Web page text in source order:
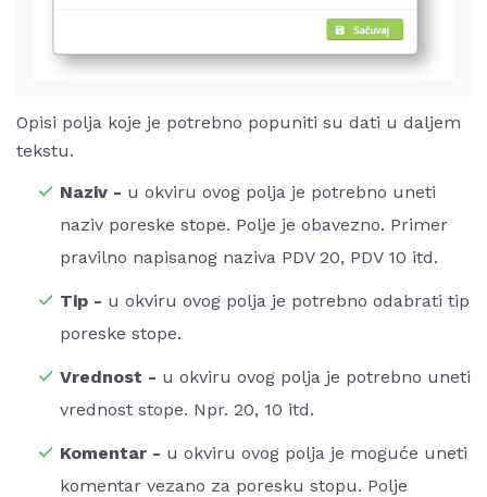
Opisi polja koje je potrebno popuniti su dati u daljem
tekstu.
Naziv - u okviru ovog polja je potrebno uneti
naziv poreske stope. Polje je obavezno. Primer
pravilno napisanog naziva PDV 20, PDV 10 itd.
Tip - u okviru ovog polja je potrebno odabrati tip
poreske stope.
Vrednost - u okviru ovog polja je potrebno uneti
vrednost stope. Npr. 20, 10 itd.
Komentar - u okviru ovog polja je moguće uneti
komentar vezano za poresku stopu. Polje